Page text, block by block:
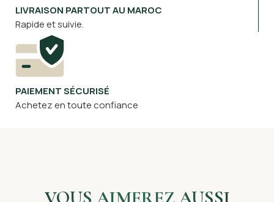
LIVRAISON PARTOUT AU MAROC
Rapide et suivie.
PAIEMENT SÉCURISÉ
Achetez en toute confiance